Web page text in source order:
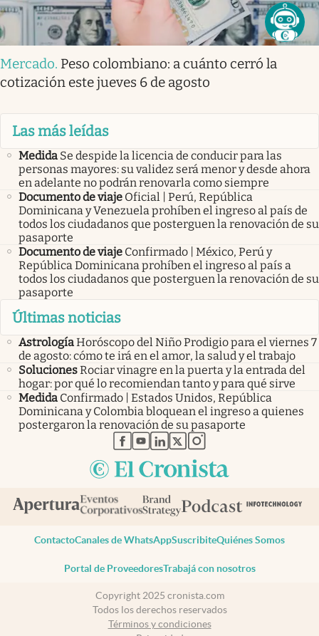
Mercado. Peso colombiano: a cuánto cerró la
cotización este jueves 6 de agosto
Las más leídas
Medida Se despide la licencia de conducir para las
personas mayores: su validez será menor y desde ahora
en adelante no podrán renovarla como siempre
Documento de viaje Oficial | Perú, República
Dominicana y Venezuela prohíben el ingreso al país de
todos los ciudadanos que posterguen la renovación de su
pasaporte
Documento de viaje Confirmado | México, Perú y
República Dominicana prohíben el ingreso al país a
todos los ciudadanos que posterguen la renovación de su
pasaporte
Últimas noticias
AstrologíaHoróscopo del Niño Prodigio para el viernes 7
de agosto: cómo te irá en el amor, la salud y el trabajo
SolucionesRociar vinagre en la puerta y la entrada del
hogar: por qué lo recomiendan tanto y para qué sirve
Medida Confirmado | Estados Unidos, República
Dominicana y Colombia bloquean el ingreso a quienes
postergaron la renovación de su pasaporte
abre en nueva pestaña
abre en nueva pestaña
abre en nueva pestaña
abre en nueva pestaña
abre en nueva pestaña
ContactoCanales de WhatsAppSuscribiteQuiénes Somos
Portal de ProveedoresTrabajá con nosotros
Copyright 2025 cronista.com
Todos los derechos reservados
Términos y condiciones